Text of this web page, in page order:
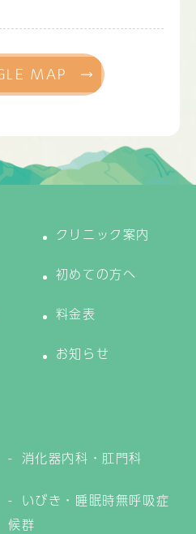
MAP
クリニック案内
初めての方へ
料金表
お知らせ
消化器内科・肛門科
いびき・睡眠時無呼吸症
候群